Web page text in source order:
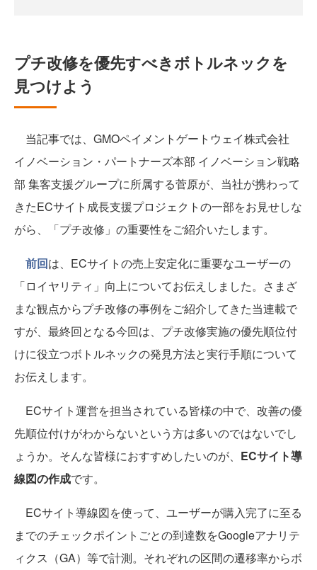
プチ改修を優先すべきボトルネックを
見つけよう
当記事では、GMOペイメントゲートウェイ株式会社
イノベーション・パートナーズ本部 イノベーション戦略
部 集客支援グループに所属する菅原が、当社が携わって
きたECサイト成長支援プロジェクトの一部をお見せしな
がら、「プチ改修」の重要性をご紹介いたします。
前回は、ECサイトの売上安定化に重要なユーザーの
「ロイヤリティ」向上についてお伝えしました。さまざ
まな観点からプチ改修の事例をご紹介してきた当連載で
すが、最終回となる今回は、プチ改修実施の優先順位付
けに役立つボトルネックの発見方法と実行手順について
お伝えします。
ECサイト運営を担当されている皆様の中で、改善の優
先順位付けがわからないという方は多いのではないでし
ょうか。そんな皆様におすすめしたいのが、 ECサイト導
線図の作成です。
ECサイト導線図を使って、ユーザーが購入完了に至る
までのチェックポイントごとの到達数をGoogleアナリテ
ィクス（GA）等で計測。それぞれの区間の遷移率からボ